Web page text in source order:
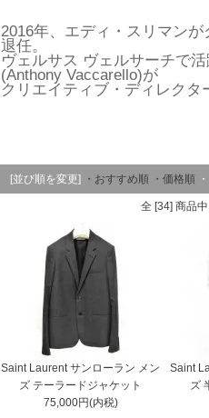
2016年、エディ・スリマン
退任。
ヴェルサス ヴェルサーチで
(Anthony Vaccarello)が
クリエイティブ・ディレクタ
[並び順を変更] ・おすすめ順 ・価格順
全 [34] 商品
Saint Laurent サンローラン メン
ズ テーラードジャケット
75,000円(内税)
Saint
ズ